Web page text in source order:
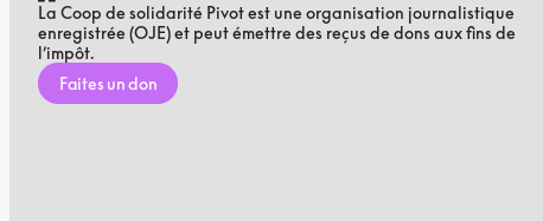
La Coop de solidarité Pivot est une organisation journalistique
enregistrée (OJE) et peut émettre des reçus de dons aux fins de
l’impôt.
Faites un don